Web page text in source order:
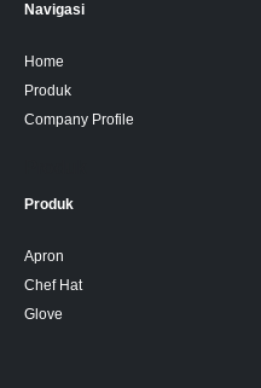
Navigasi
Home
Produk
Company Profile
Produk
Apron
Chef Hat
Glove